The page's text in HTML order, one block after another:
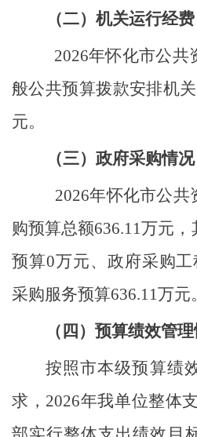
（二）机关运行经费
2026年怀化市公共
般公共预算拨款安排机
元。
（三）政府采购情况
2026年怀化市公共
购预算总额636.11万元，
预算0万元、政府采购
采购服务预算636.11万元。
（四）预算绩效管
按照市本级预算绩
求， 2026年我单位整体